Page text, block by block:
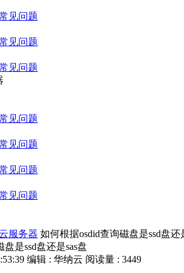
见问题
见问题
见问题
见问题
见问题
见问题
见问题
服务器 如何根据osdid查询磁盘是ssd盘还
是ssd盘还是sas盘
编辑 : 华纳云 阅读量 : 3449